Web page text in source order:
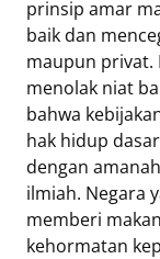
prinsip amar
baik dan
maupun privat.
menolak niat
bahwa
hak hidup
dengan
ilmiah. Negara
memberi
kehormatan